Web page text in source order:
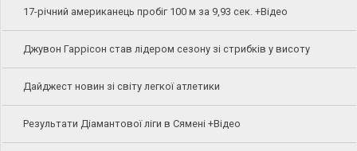
17-річний американець пробіг 100 м за 9,93 сек. +Відео
Джувон Гаррісон став лідером сезону зі стрибків у висоту
Дайджест новин зі світу легкої атлетики
Результати Діамантової ліги в Сямені +Відео